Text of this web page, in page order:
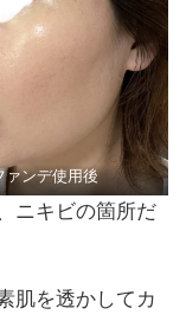
ァンデ使用後
ニキビの箇所だ
肌を透かしてカ